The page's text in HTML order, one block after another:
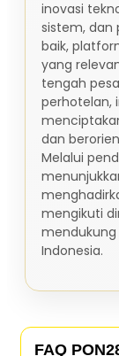
inovasi
sistem, dan
baik,
yang
tengah
perhotelan,
dan
Melalui
mengikuti
Indonesia.
FAQ